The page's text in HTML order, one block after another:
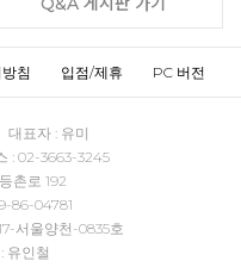
침 입점/제휴 PC 버전
표자 : 유미
: 02-3663-3245
촌로 192
86-04781
서울양천-0835호
유인철